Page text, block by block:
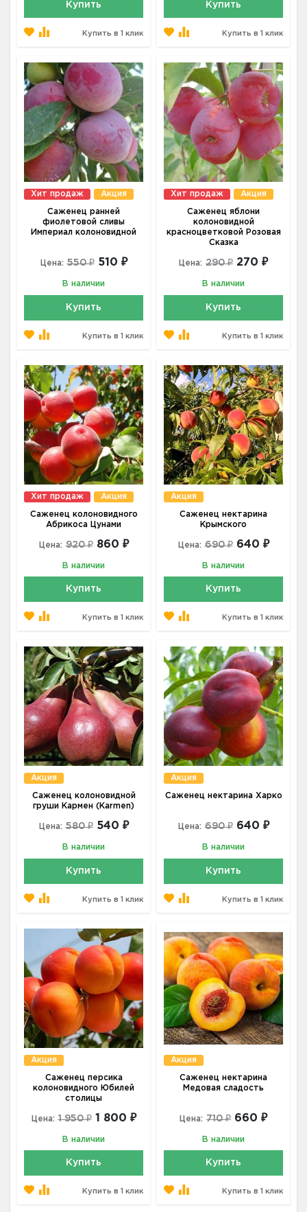
Купить
Купить в 1 клик
Купить
Купить в 1 клик
Хит продаж Акция
Саженец ранней
фиолетовой сливы
Империал колоновидной
Цена: 550 ₽ 510 ₽
В наличии
Купить
Купить в 1 клик
Хит продаж Акция
Саженец яблони
колоновидной
красноцветковой Розовая
Сказка
Цена: 290 ₽ 270 ₽
В наличии
Купить
Купить в 1 клик
Хит продаж Акция
Саженец колоновидного
Абрикоса Цунами
Цена: 920 ₽ 860 ₽
В наличии
Купить
Купить в 1 клик
Акция
Саженец нектарина
Крымского
Цена: 690 ₽ 640 ₽
В наличии
Купить
Купить в 1 клик
Акция
Саженец колоновидной
груши Кармен (Karmen)
Цена: 580 ₽ 540 ₽
В наличии
Купить
Купить в 1 клик
Акция
Саженец нектарина Харко
Цена: 690 ₽ 640 ₽
В наличии
Купить
Купить в 1 клик
Акция
Саженец персика
колоновидного Юбилей
столицы
Цена: 1 950 ₽ 1 800 ₽
В наличии
Купить
Купить в 1 клик
Акция
Саженец нектарина
Медовая сладость
Цена: 710 ₽ 660 ₽
В наличии
Купить
Купить в 1 клик